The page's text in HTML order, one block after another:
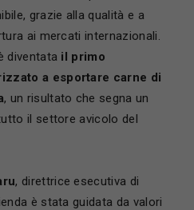
grazie alla qualità e a
ai mercati internazionali.
diventata il primo
a esportare carne di
, un risultato che segna un
il settore avicolo del
, direttrice esecutiva di
è stata guidata da valori